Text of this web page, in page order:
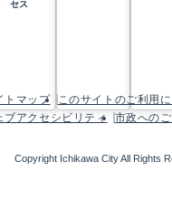
セス
トマップ
このサイトのご利用
ブアクセシビリティ
市政への
Copyright Ichikawa City All Rights